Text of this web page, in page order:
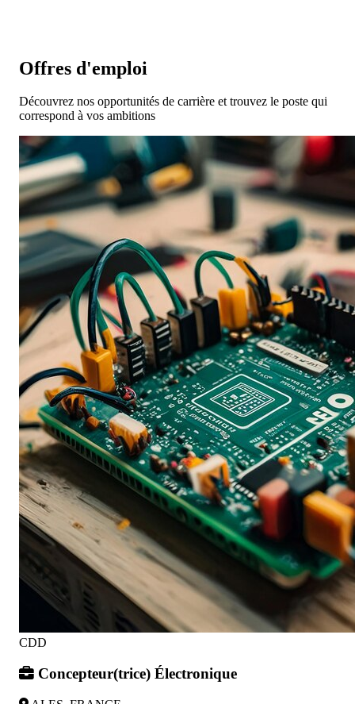
Offres d'emploi
Découvrez nos opportunités de carrière et trouvez le poste qui
correspond à vos ambitions
CDD
Concepteur(trice) Électronique